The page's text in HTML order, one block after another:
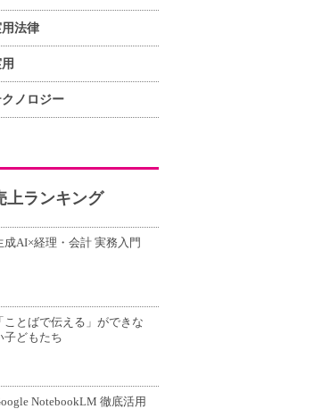
法律
ノロジー
上ランキング
成AI×経理・会計 実務入門
「ことばで伝える」ができな
子どもたち
NotebookLM 徹底活用